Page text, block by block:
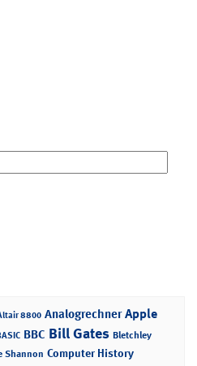
8800 Analogrechner Apple
BBC Bill Gates Bletchley
Shannon Computer History